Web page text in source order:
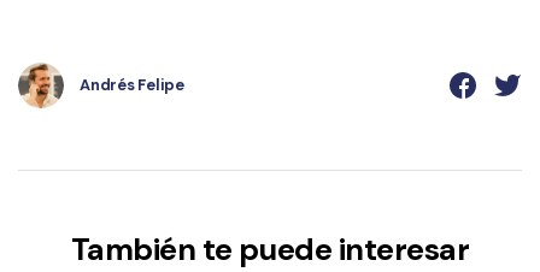
Andrés Felipe
También te puede interesar